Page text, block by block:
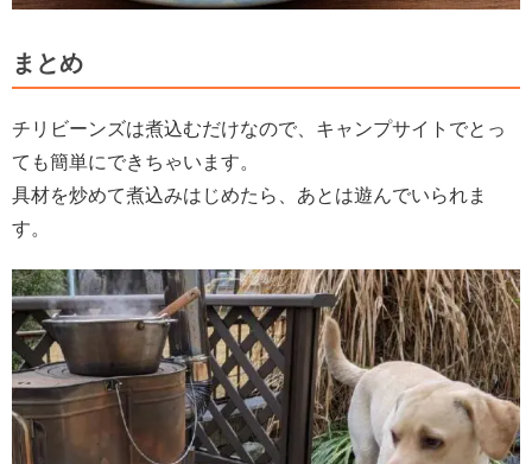
まとめ
チリビーンズは煮込むだけなので、キャンプサイトでとっ
ても簡単にできちゃいます。
具材を炒めて煮込みはじめたら、あとは遊んでいられま
す。